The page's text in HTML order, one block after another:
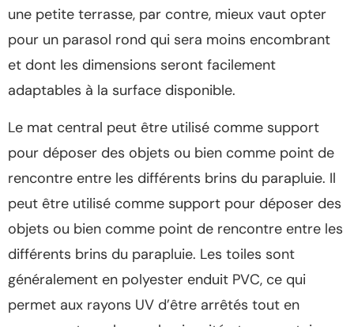
une petite terrasse, par contre, mieux vaut opter
pour un parasol rond qui sera moins encombrant
et dont les dimensions seront facilement
adaptables à la surface disponible.
Le mat central peut être utilisé comme support
pour déposer des objets ou bien comme point de
rencontre entre les différents brins du parapluie. Il
peut être utilisé comme support pour déposer des
objets ou bien comme point de rencontre entre les
différents brins du parapluie. Les toiles sont
généralement en polyester enduit PVC, ce qui
permet aux rayons UV d’être arrêtés tout en